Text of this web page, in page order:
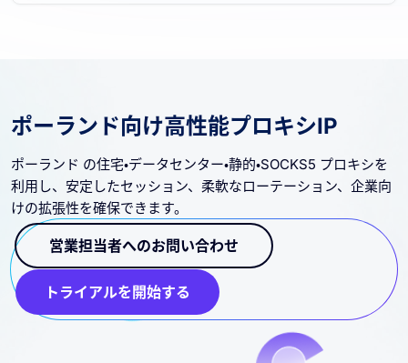
ポーランド向け高性能プロキシIP
ポーランド の住宅・データセンター・静的・SOCKS5 プロキシを
利用し、安定したセッション、柔軟なローテーション、企業向
けの拡張性を確保できます。
営業担当者へのお問い合わせ
トライアルを開始する